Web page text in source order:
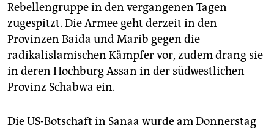
Rebellengruppe in den vergangenen Tagen
zugespitzt. Die Armee geht derzeit in den
Provinzen Baida und Marib gegen die
radikalislamischen Kämpfer vor, zudem drang sie
in deren Hochburg Assan in der südwestlichen
Provinz Schabwa ein.
Die US-Botschaft in Sanaa wurde am Donnerstag